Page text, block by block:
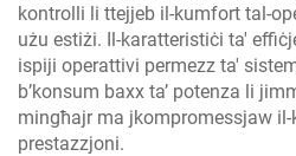
kontrolli li ttejjeb il-kumfort tal-
użu estiżi. Il-karatteristiċi ta'
ispiji operattivi permezz ta'
b’konsum baxx ta’ potenza li
mingħajr ma jkompromessjaw il-
prestazzjoni.